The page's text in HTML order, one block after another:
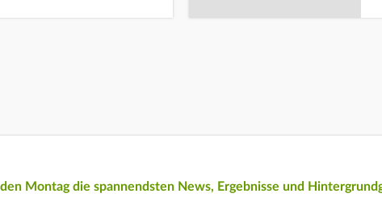
Montag die spannendsten News, Ergebnisse und